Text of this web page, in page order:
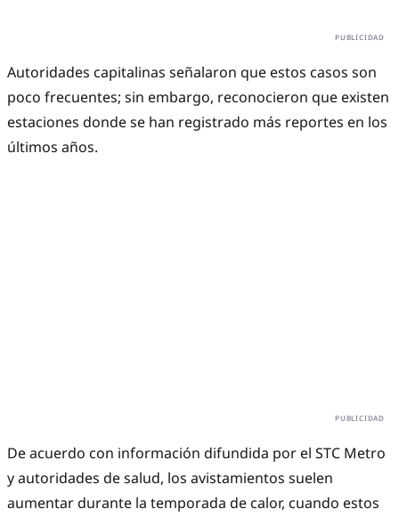
Autoridades capitalinas señalaron que estos casos son
poco frecuentes; sin embargo, reconocieron que existen
estaciones donde se han registrado más reportes en los
últimos años.
De acuerdo con información difundida por el STC Metro
y autoridades de salud, los avistamientos suelen
aumentar durante la temporada de calor, cuando estos